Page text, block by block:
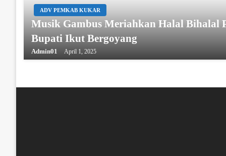
ADV PEMKAB KUKAR
Musik Gambus Meriahkan Halal Bihalal
Bupati Ikut Bergoyang
Admin01 April 1, 2025